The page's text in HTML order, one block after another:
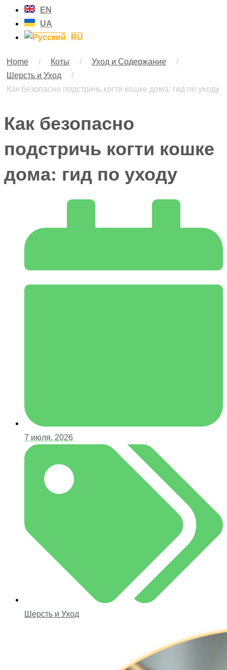
EN
UA
RU
Home / Коты / Уход и Содержание
/
Шерсть и Уход
/
Как безопасно подстричь когти кошке дома: гид по уходу
Как безопасно
подстричь когти кошке
дома: гид по уходу
7 июля, 2026
Шерсть и Уход